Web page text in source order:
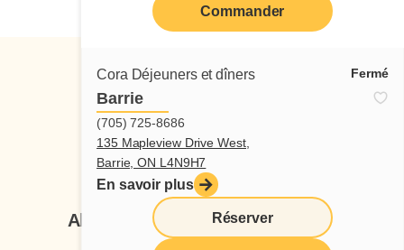
Commander
Cora Déjeuners et dîners Fermé
Barrie
(705) 725-8686
135 Mapleview Drive West,
Barrie, ON L4N9H7
En savoir plus
Réserver
Suivez-nous
Abonnez-vous à notre infolettre